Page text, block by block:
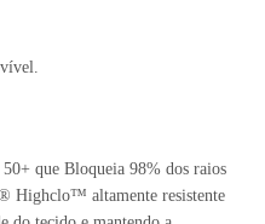
que Bloqueia 98% dos raios
Highclo™ altamente resistente